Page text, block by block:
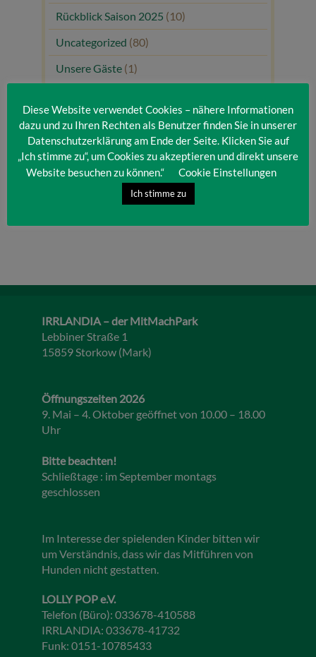
Rückblick Saison 2025 (10)
Uncategorized (80)
Unsere Gäste (1)
IRRLANDIA – der MitMachPark
Lebbiner Straße 1
15859 Storkow (Mark)
Öffnungszeiten 2026
9. Mai – 4. Oktober geöffnet von 10.00 – 18.00
Uhr
Bitte beachten!
Schließtage : im September montags
geschlossen
Im Interesse der spielenden Kinder bitten wir
um Verständnis, dass wir das Mitführen von
Hunden nicht gestatten.
LOLLY POP e.V.
Telefon (Büro): 033678-410588
IRRLANDIA: 033678-41732
Funk: 0151-10785433
Diese Website verwendet Cookies – nähere Informationen
dazu und zu Ihren Rechten als Benutzer finden Sie in unserer
Datenschutzerklärung am Ende der Seite. Klicken Sie auf
„Ich stimme zu“, um Cookies zu akzeptieren und direkt unsere
Website besuchen zu können.“
Cookie Einstellungen
Ich stimme zu